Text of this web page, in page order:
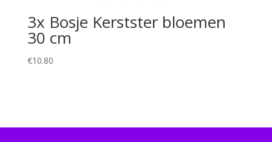
3x Bosje Kerstster bloemen
30 cm
€10.80